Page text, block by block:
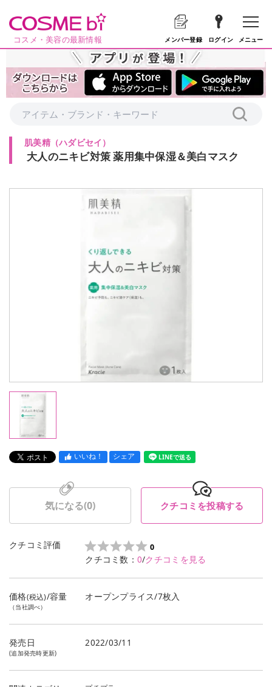
コスメ・美容の最新情報 メンバー登録 ログイン メニュー
肌美精（ハダビセイ ）
大人のニキビ対策 薬用集中保湿＆美白マスク
いいね！ シェア LINEで送る
気になる(0) クチコミを投稿する
クチコミ評価 0
クチコミ数： 0/クチコミを見る
価格(税込)/容量
（当社調べ）
オープンプライス/7枚入
発売日
(追加発売時更新)
2022/03/11